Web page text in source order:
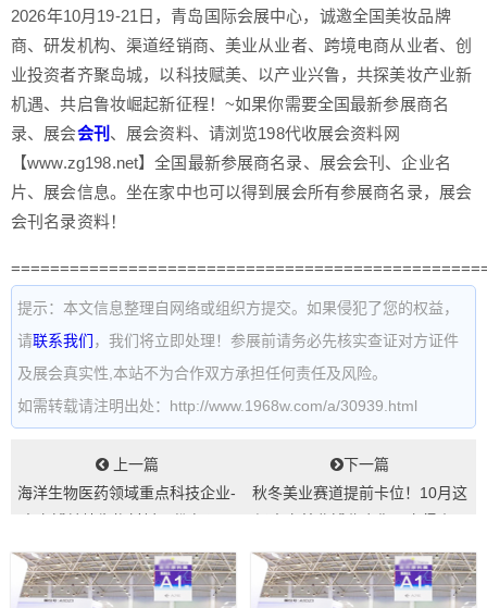
2026年10月19-21日，青岛国际会展中心，诚邀全国美妆品牌
商、研发机构、渠道经销商、美业从业者、跨境电商从业者、创
业投资者齐聚岛城，以科技赋美、以产业兴鲁，共探美妆产业新
机遇、共启鲁妆崛起新征程！~如果你需要全国最新参展商名
录、展会会刊 、展会资料、请浏览198代收展会资料网
【www.zg198.net】全国最新参展商名录、展会会刊、企业名
片、展会信息。坐在家中也可以得到展会所有参展商名录，展会
会刊名录资料！
提示：本文信息整理自网络或组织方提交。如果侵犯了您的权益，
请联系我们 ，我们将立即处理！参展前请务必先核实查证对方证件
及展会真实性,本站不为合作双方承担任何责任及风险。
如需转载请注明出处：http://www.1968w.com/a/30939.html
上一篇
海洋生物医药领域重点科技企业-
司...
下一篇
秋冬美业赛道提前卡位！10月这